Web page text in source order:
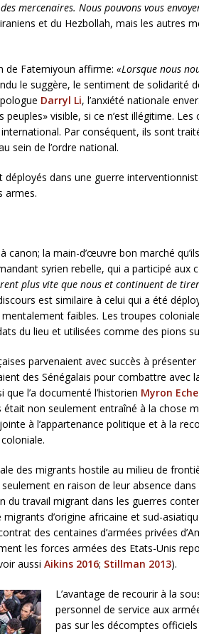
mercenaires. Nous pouvons vous
et du Hezbollah, mais les autres
de Fatemiyoun affirme: «Lorsque nous
le suggère, le sentiment de solidarité
Darryl Li, l’anxiété nationale
peuples» visible, si ce n’est illégitime.
Par conséquent, ils sont
sein de l’ordre national.
déployés dans une guerre
armes.
canon; la main-d’œuvre bon marché
syrien rebelle, qui a participé
plus vite que nous et continuent de
est similaire à celui qui a été
faibles. Les troupes
du lieu et utilisées comme des pions
parvenaient avec succès à
des Sénégalais pour combattre avec
l’a documenté l’historien Myron
non seulement entraîné à la chose
à l’appartenance politique et à la
des migrants hostile au milieu de
en raison de leur absence
du travail migrant dans les guerres
d’origine africaine et sud-
des centaines d’armées privées
les forces armées des Etats-Unis
aussi Aikins 2016; Stillman 2013).
L’avantage de recourir à la
personnel de service aux
pas sur les décomptes